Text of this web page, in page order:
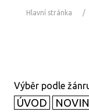
Hlavní stránka
ÚVOD